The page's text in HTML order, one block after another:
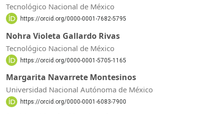
Tecnológico Nacional de México
https://orcid.org/0000-0001-7682-5795
Nohra Violeta Gallardo Rivas
Tecnológico Nacional de México
https://orcid.org/0000-0001-5705-1165
Margarita Navarrete Montesinos
Universidad Nacional Autónoma de México
https://orcid.org/0000-0001-6083-7900